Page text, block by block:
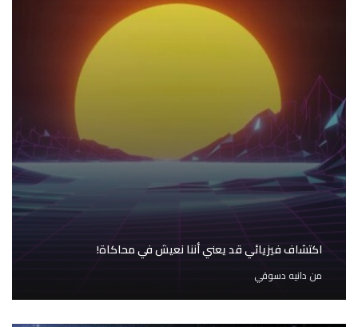
اكتشاف فيزيائي قد يعني أننا نعيش في محاكاة!
مندانيه دسوقي